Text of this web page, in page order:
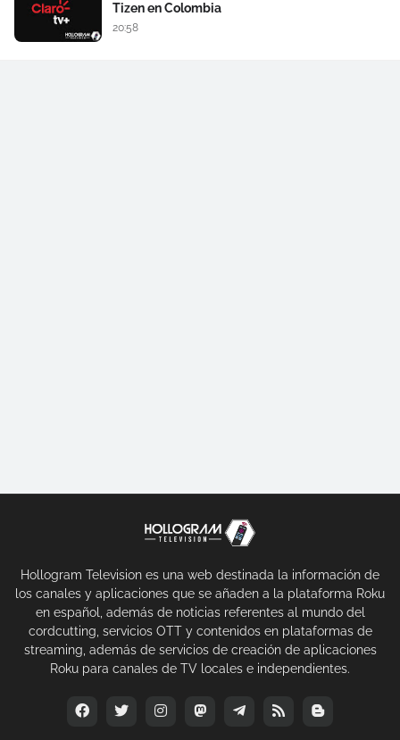
Tizen en Colombia
20:58
Hollogram Television es una web destinada la información de
los canales y aplicaciones que se añaden a la plataforma Roku
en español, además de noticias referentes al mundo del
cordcutting, servicios OTT y contenidos en plataformas de
streaming, además de servicios de creación de aplicaciones
Roku para canales de TV locales e independientes.